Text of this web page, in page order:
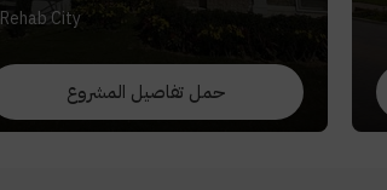
Rehab City
حمل تفاصيل المشروع